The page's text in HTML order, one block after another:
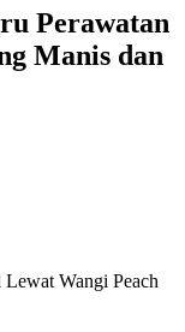
Perawatan
Manis dan
Wangi Peach